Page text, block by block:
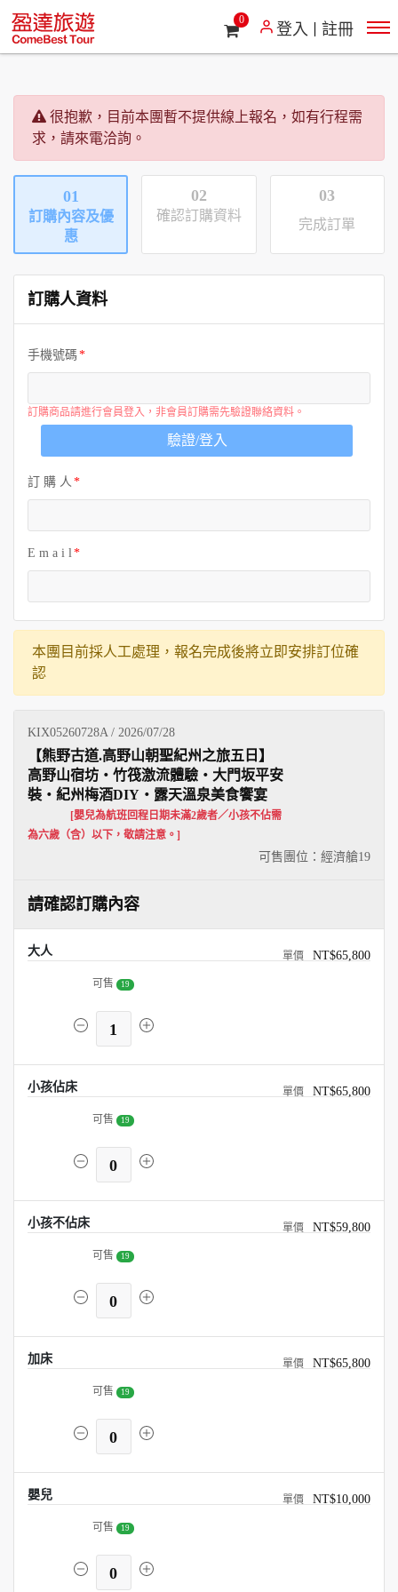
0
登入 註冊
很抱歉，目前本團暫不提供線上報名，如有行程需
求，請來電洽詢。
01
訂購內容及優
惠
02
確認訂購資料
03
完成訂單
訂購人資料
手機號碼
訂購商品請進行會員登入，非會員訂購需先驗證聯絡資料。
驗證/登入
訂 購 人
E m a i l
本團目前採人工處理，報名完成後將立即安排訂位確
認
KIX05260728A / 2026/07/28
可售團位：經濟艙19
【熊野古道.高野山朝聖紀州之旅五日】
高野山宿坊‧竹筏激流體驗‧大門坂平安
裝‧紀州梅酒DIY‧露天溫泉美食饗宴
[嬰兒為航班回程日期未滿2歲者／小孩不佔需
為六歲（含）以下，敬請注意。]
請確認訂購內容
大人 NT$65,800
可售 19
1
小孩佔床 NT$65,800
可售 19
0
小孩不佔床 NT$59,800
可售 19
0
加床 NT$65,800
可售 19
0
嬰兒 NT$10,000
可售 19
0